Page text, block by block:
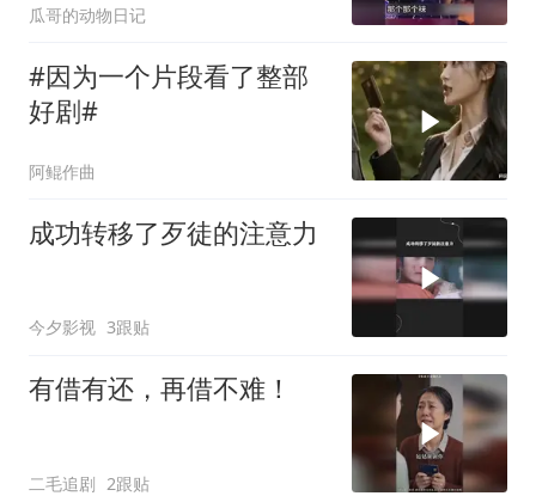
瓜哥的动物日记
#因为一个片段看了整部
好剧#
阿鲲作曲
成功转移了歹徒的注意力
今夕影视 3跟贴
有借有还，再借不难！
二毛追剧 2跟贴